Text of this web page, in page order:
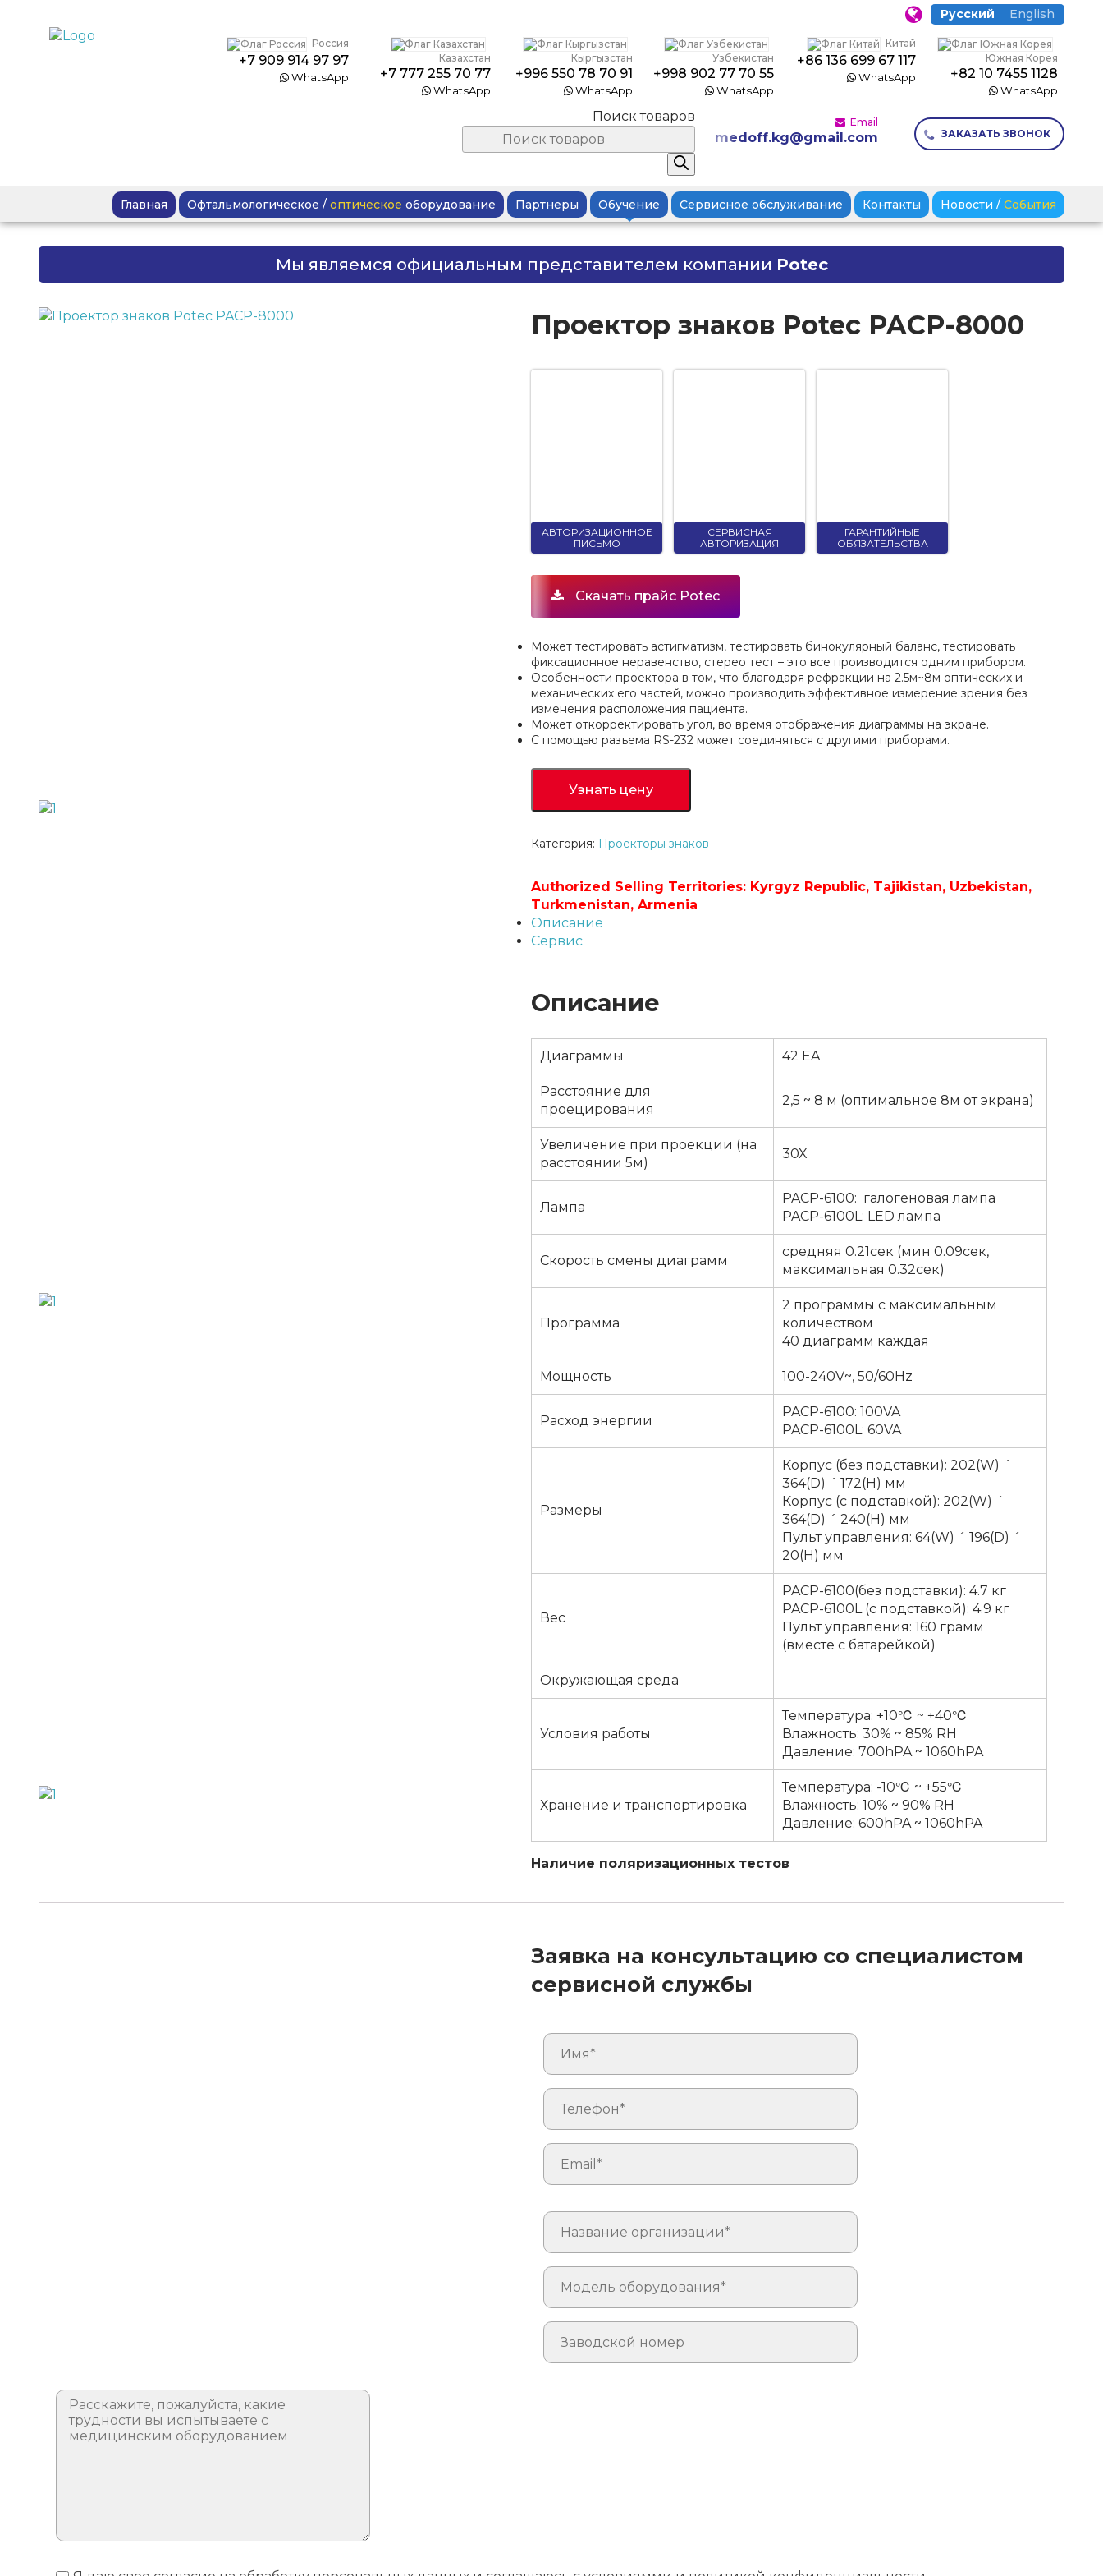
Русский English
Россия
+7 909 914 97 97
WhatsApp
Казахстан
+7 777 255 70 77
WhatsApp
Кыргызстан
+996 550 78 70 91
WhatsApp
Узбекистан
+998 902 77 70 55
WhatsApp
Китай
+86 136 699 67 117
WhatsApp
Южная Корея
+82 10 7455 1128
WhatsApp
Поиск товаров Email
medoff.kg@gmail.com ЗАКАЗАТЬ ЗВОНОК
Главная Офтальмологическое / оптическое оборудование Партнеры Обучение Сервисное обслуживание Контакты Новости / События
Мы являемся официальным представителем компании Potec
Проектор знаков Potec PACP-8000
АВТОРИЗАЦИОННОЕ
ПИСЬМО
СЕРВИСНАЯ
АВТОРИЗАЦИЯ
ГАРАНТИЙНЫЕ
ОБЯЗАТЕЛЬСТВА
Скачать прайс Potec
Может тестировать астигматизм, тестировать бинокулярный баланс, тестировать
фиксационное неравенство, стерео тест – это все производится одним прибором.
Особенности проектора в том, что благодаря рефракции на 2.5м~8м оптических и
механических его частей, можно производить эффективное измерение зрения без
изменения расположения пациента.
Может откорректировать угол, во время отображения диаграммы на экране.
С помощью разъема RS-232 может соединяться с другими приборами.
Узнать цену
Категория: Проекторы знаков
Описание
Сервис
Описание
Диаграммы 42 EA
Расстояние для
проецирования
2,5 ~ 8 м (оптимальное 8м от экрана)
Увеличение при проекции (на
расстоянии 5м)
30X
Лампа
PACP-6100: галогеновая лампа
PACP-6100L: LED лампа
Скорость смены диаграмм
средняя 0.21сек (мин 0.09сек,
максимальная 0.32сек)
Программа
2 программы с максимальным
количеством
40 диаграмм каждая
Мощность 100-240V~, 50/60Hz
Расход энергии
PACP-6100: 100VA
PACP-6100L: 60VA
Размеры
Корпус (без подставки): 202(W) ´
364(D) ´ 172(H) мм
Корпус (с подставкой): 202(W) ´
364(D) ´ 240(H) мм
Пульт управления: 64(W) ´ 196(D) ´
20(H) мм
Вес
PACP-6100(без подставки): 4.7 кг
PACP-6100L (с подставкой): 4.9 кг
Пульт управления: 160 грамм
(вместе с батарейкой)
Окружающая среда
Условия работы
Температура: +10℃ ~ +40℃
Влажность: 30% ~ 85% RH
Давление: 700hPA ~ 1060hPA
Хранение и транспортировка
Температура: -10℃ ~ +55℃
Влажность: 10% ~ 90% RH
Давление: 600hPA ~ 1060hPA
Наличие поляризационных тестов
Заявка на консультацию со специалистом
сервисной службы